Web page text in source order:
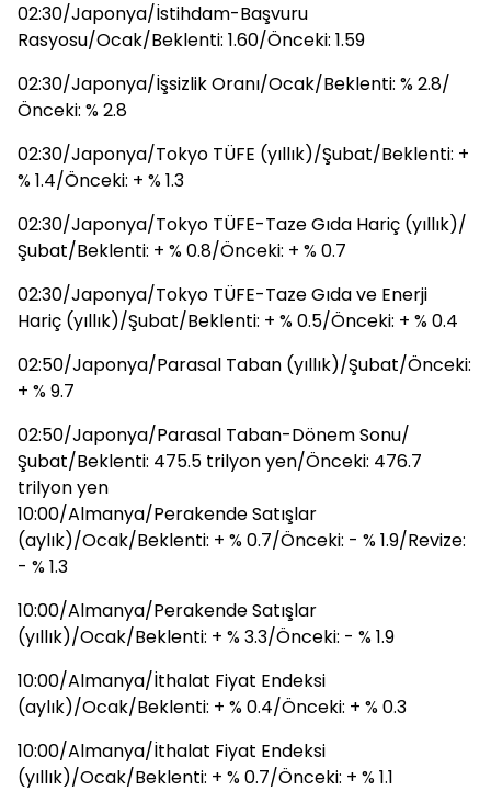
02:30/Japonya/İstihdam-Başvuru
Rasyosu/Ocak/Beklenti: 1.60/Önceki: 1.59
02:30/Japonya/İşsizlik Oranı/Ocak/Beklenti: % 2.8/
Önceki: % 2.8
02:30/Japonya/Tokyo TÜFE (yıllık)/Şubat/Beklenti: +
% 1.4/Önceki: + % 1.3
02:30/Japonya/Tokyo TÜFE-Taze Gıda Hariç (yıllık)/
Şubat/Beklenti: + % 0.8/Önceki: + % 0.7
02:30/Japonya/Tokyo TÜFE-Taze Gıda ve Enerji
Hariç (yıllık)/Şubat/Beklenti: + % 0.5/Önceki: + % 0.4
02:50/Japonya/Parasal Taban (yıllık)/Şubat/Önceki:
+ % 9.7
02:50/Japonya/Parasal Taban-Dönem Sonu/
Şubat/Beklenti: 475.5 trilyon yen/Önceki: 476.7
trilyon yen
10:00/Almanya/Perakende Satışlar
(aylık)/Ocak/Beklenti: + % 0.7/Önceki: - % 1.9/Revize:
- % 1.3
10:00/Almanya/Perakende Satışlar
(yıllık)/Ocak/Beklenti: + % 3.3/Önceki: - % 1.9
10:00/Almanya/İthalat Fiyat Endeksi
(aylık)/Ocak/Beklenti: + % 0.4/Önceki: + % 0.3
10:00/Almanya/İthalat Fiyat Endeksi
(yıllık)/Ocak/Beklenti: + % 0.7/Önceki: + % 1.1